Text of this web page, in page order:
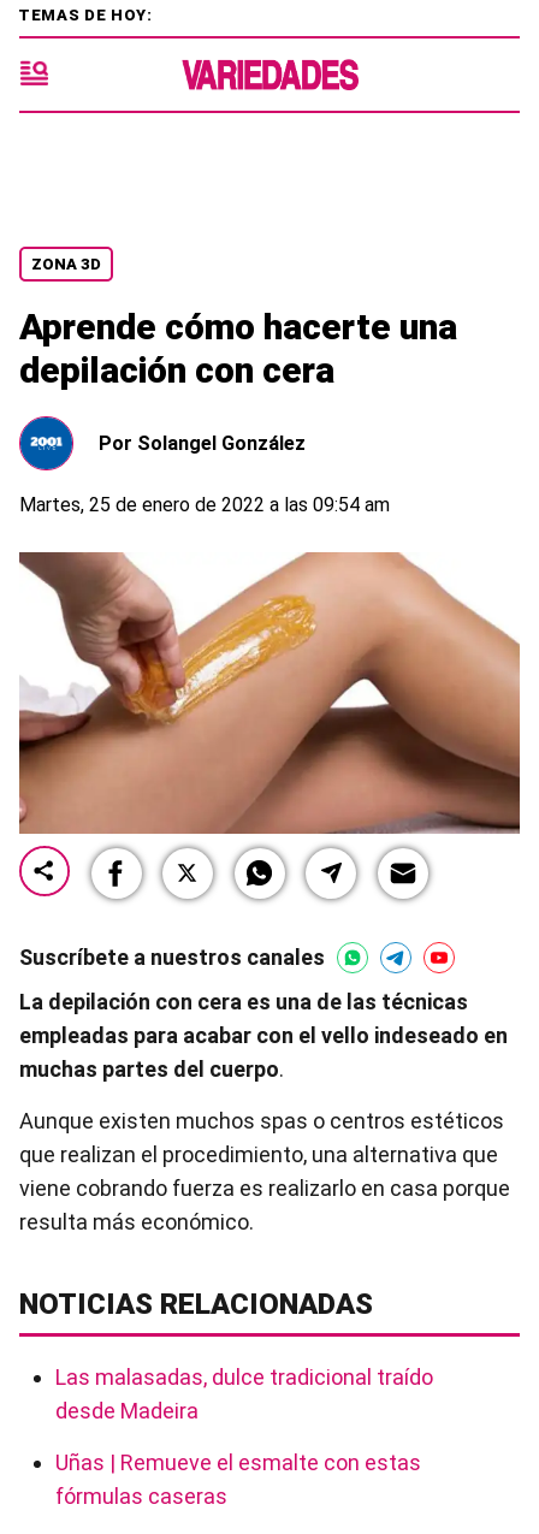
ZONA 3D
Aprende cómo hacerte una
depilación con cera
Por Solangel González
Martes, 25 de enero de 2022 a las 09:54 am
Suscríbete a nuestros canales
La depilación con cera es una de las técnicas
empleadas para acabar con el vello indeseado en
muchas partes del cuerpo.
Aunque existen muchos spas o centros estéticos
que realizan el procedimiento, una alternativa que
viene cobrando fuerza es realizarlo en casa porque
resulta más económico.
NOTICIAS RELACIONADAS
Las malasadas, dulce tradicional traído
desde Madeira
Uñas | Remueve el esmalte con estas
fórmulas caseras
TEMAS DE HOY: